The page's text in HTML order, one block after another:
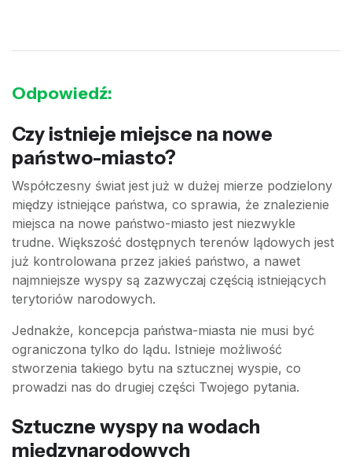
Odpowiedź:
Czy istnieje miejsce na nowe
państwo-miasto?
Współczesny świat jest już w dużej mierze podzielony
między istniejące państwa, co sprawia, że znalezienie
miejsca na nowe państwo-miasto jest niezwykle
trudne. Większość dostępnych terenów lądowych jest
już kontrolowana przez jakieś państwo, a nawet
najmniejsze wyspy są zazwyczaj częścią istniejących
terytoriów narodowych.
Jednakże, koncepcja państwa-miasta nie musi być
ograniczona tylko do lądu. Istnieje możliwość
stworzenia takiego bytu na sztucznej wyspie, co
prowadzi nas do drugiej części Twojego pytania.
Sztuczne wyspy na wodach
międzynarodowych